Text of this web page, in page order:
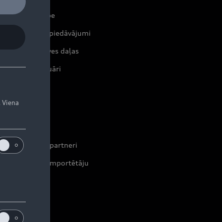
un apkope
servisa piedāvājumi
rezerves daļas
aksesuāri
un servisa partneri
par importētāju